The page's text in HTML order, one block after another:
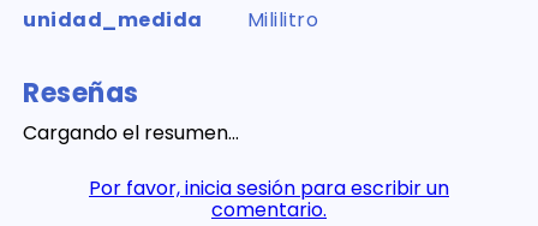
unidad_medida
Mililitro
Reseñas
Cargando el resumen…
Por favor, inicia sesión para escribir un
comentario.